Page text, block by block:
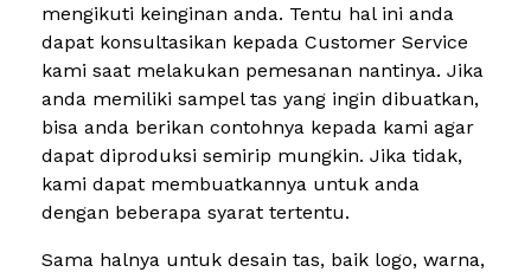
mengikuti keinginan anda. Tentu hal ini anda
dapat konsultasikan kepada Customer Service
kami saat melakukan pemesanan nantinya. Jika
anda memiliki sampel tas yang ingin dibuatkan,
bisa anda berikan contohnya kepada kami agar
dapat diproduksi semirip mungkin. Jika tidak,
kami dapat membuatkannya untuk anda
dengan beberapa syarat tertentu.
Sama halnya untuk desain tas, baik logo, warna,